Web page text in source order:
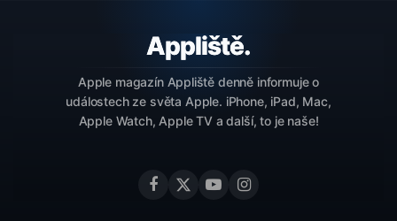
Apple magazín Appliště denně informuje o
událostech ze světa Apple. iPhone, iPad, Mac,
Apple Watch, Apple TV a další, to je naše!